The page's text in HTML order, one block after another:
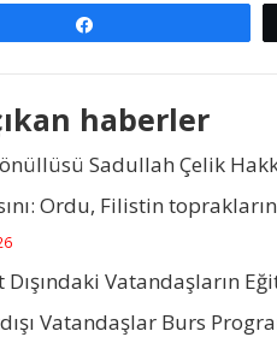
haberler
Sadullah Çelik
Ordu, Filistin
Dışındaki Vatandaşların
Vatandaşlar Burs